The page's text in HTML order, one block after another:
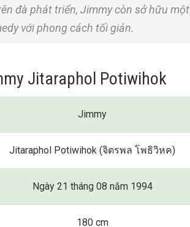
đà phát triển, Jimmy còn sở hữu một
với phong cách tối giản.
Jitaraphol Potiwihok
Jimmy
Jitaraphol Potiwihok (จิตรพล โพธิวิหค)
Ngày 21 tháng 08 năm 1994
180 cm